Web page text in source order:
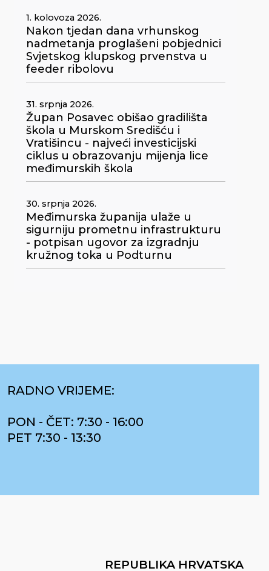
1. kolovoza 2026.
Nakon tjedan dana vrhunskog
nadmetanja proglašeni pobjednici
Svjetskog klupskog prvenstva u
feeder ribolovu
31. srpnja 2026.
Župan Posavec obišao gradilišta
škola u Murskom Središću i
Vratišincu - najveći investicijski
ciklus u obrazovanju mijenja lice
međimurskih škola
30. srpnja 2026.
Međimurska županija ulaže u
sigurniju prometnu infrastrukturu
- potpisan ugovor za izgradnju
kružnog toka u Podturnu
RADNO VRIJEME:
PON - ČET: 7:30 - 16:00
PET 7:30 - 13:30
REPUBLIKA HRVATSKA